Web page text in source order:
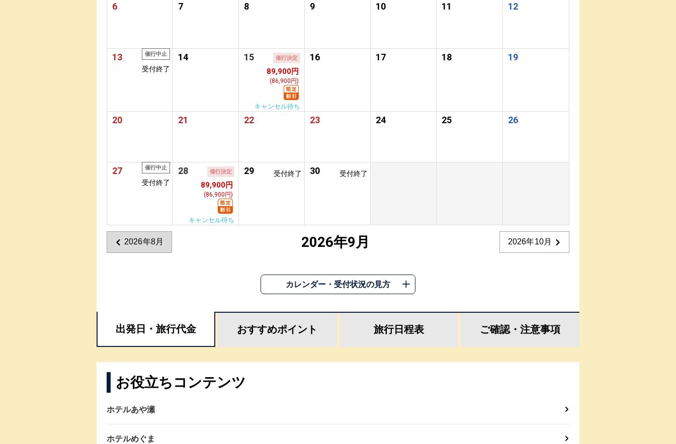
6 7 8 9 10 11 12
13 催行中止
受付終了
14 15 催行決定
89,900円
(86,900円)
キャンセル待ち
16 17 18 19
20 21 22 23 24 25 26
27 催行中止
受付終了
28 催行決定
89,900円
(86,900円)
キャンセル待ち
29 受付終了 30 受付終了
2026年8月 2026年9月 2026年10月
カレンダー・受付状況の見方
出発日・ 旅行代金 おすすめポイント 旅行日程表 ご確認・ 注意事項
お役立ちコンテンツ
ホテルあや瀬
ホテルめぐま